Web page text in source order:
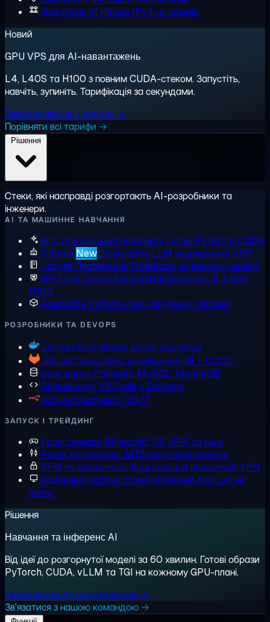
Додаткові IP Кілька IPv4 на сервер
Новий
GPU VPS для AI-навантажень
L4, L40S та H100 з повним CUDA-стеком. Запустіть,
навчіть, зупиніть. Тарифікація за секундами.
Безкоштовно на 1 годину →
Порівняти всі тарифи →
Стеки, які насправді розгортають AI-розробники та
інженери.
AI ТА МАШИННЕ НАВЧАННЯ
ВПС для штучного інтелектуГотові PyTorch і CUDA
Ollama NewЗапускайте LLM на власному VPS
Jupyter Notebooks Notebook на вашому сервері
GPU для Deep Learning Навчайте на L4, L40S,
H100
Anaconda Python-стек для даних, готовий
РОЗРОБНИКИ ТА DEVOPS
Docker Контейнери з root-доступом
GitLab Самостійно розміщений Git + CI/CD
Бази даних Postgres, MySQL, MongoDB
Сервер кодуVS Code у браузері
n8n Автоматизації 24/7
ЗАПУСК І ТРЕЙДИНГ
Ігрові сервери Minecraft, CS, ARK та інше
Forex та трейдинг MT5 поруч із брокером
VPN та приватністьВаш власний приватний VPN
Віддалена робоча станціяРобочий стіл, що не
спить
Рішення
Навчання та інференс AI
Від ідеї до розгорнутої моделі за 60 хвилин. Готові образи
PyTorch, CUDA, vLLM та TGI на кожному GPU-плані.
Переглянути AI-навантаження →
Зв'язатися з нашою командою →